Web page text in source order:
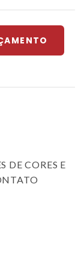
DE CORES E